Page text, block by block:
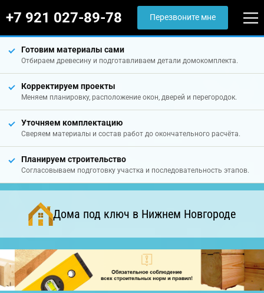
+7 921 027-89-78 Перезвоните мне
Готовим материалы сами
Отбираем древесину и подготавливаем детали домокомплекта.
Корректируем проекты
Меняем планировку, расположение окон, дверей и перегородок.
Уточняем комплектацию
Сверяем материалы и состав работ до окончательного расчёта.
Планируем строительство
Согласовываем подготовку участка и последовательность этапов.
Дома под ключ в Нижнем Новгороде